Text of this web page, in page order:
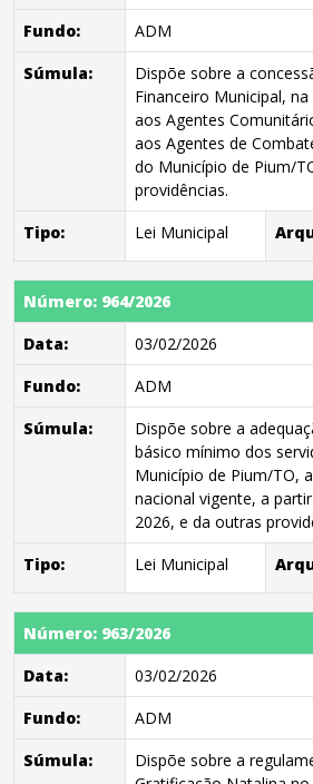
Fundo:
ADM
Súmula:
Dispõe sobre a
Financeiro Municipal,
aos Agentes
aos Agentes de
do Município de Pium/
providências.
Tipo:
Lei Municipal
Número: 964/2026
Data:
03/02/2026
Fundo:
ADM
Súmula:
Dispõe sobre a
básico mínimo dos
Município de Pium/TO,
nacional vigente, a
2026, e da outras
Tipo:
Lei Municipal
Número: 963/2026
Data:
03/02/2026
Fundo:
ADM
Súmula:
Dispõe sobre a